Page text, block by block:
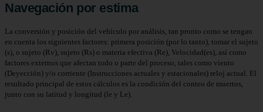
Navegación por estima
La conversión y posición del vehículo por análisis, tan pronto como se tengan
en cuenta los siguientes factores: primera posición (por lo tanto), tomar el sujeto
(s), o sujeto (Rv), sujeto (Rs) o materia efectiva (Re), Velocidad(es), así como
factores externos que afectan todo o parte del proceso, tales como viento
(Deyección) y/o corriente (Instrucciones actuales y estacionales) reloj actual. El
resultado principal de estos cálculos es la condición del conteo de muertos,
junto con su latitud y longitud (le y Le).